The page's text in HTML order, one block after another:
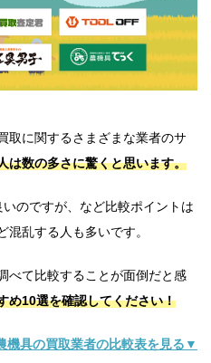
取に関するさまざまな業者のサ
は数の多さに驚くと思います。
のですが、など比較ポイントは
乱する人も多いです。
べて比較することが面倒だと感
め10選を確認してください！
機具の買取業者の比較表を見る▼